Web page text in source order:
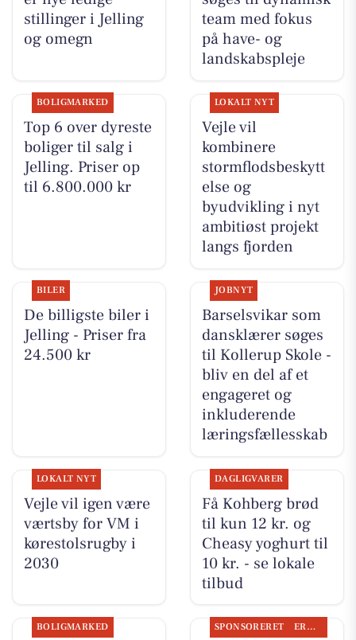
stillinger i Jelling
og omegn
team med fokus
på have- og
landskabspleje
BOLIGMARKED
Top 6 over dyreste
boliger til salg i
Jelling. Priser op
til 6.800.000 kr
LOKALT NYT
Vejle vil
kombinere
stormflodsbeskytt
else og
byudvikling i nyt
ambitiøst projekt
langs fjorden
BILER
De billigste biler i
Jelling - Priser fra
24.500 kr
JOBNYT
Barselsvikar som
dansklærer søges
til Kollerup Skole -
bliv en del af et
engageret og
inkluderende
læringsfællesskab
LOKALT NYT
Vejle vil igen være
værtsby for VM i
kørestolsrugby i
2030
DAGLIGVARER
Få Kohberg brød
til kun 12 kr. og
Cheasy yoghurt til
10 kr. - se lokale
tilbud
BOLIGMARKED SPONSORERET ERHVERV